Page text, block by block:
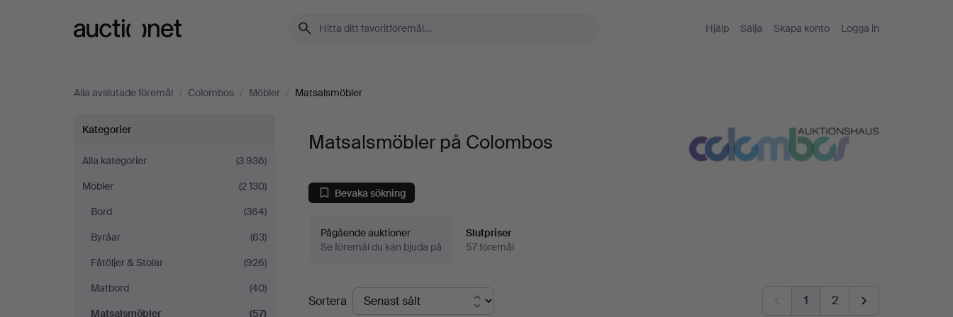
Hjälp Sälja Skapa konto Logga in
Alla avslutade föremål / Colombos / Möbler / Matsalsmöbler
Matsalsmöbler
på
Colombos
Kategorier
Alla kategorier
(3 936)
Möbler
(2 130)
Bord
(364)
Byråar
(63)
Fåtöljer & Stolar
(926)
Matbord
(40)
Matsalsmöbler
(57)
Matsalsmöbler på Colombos
Bevaka sökning
Pågående auktioner
Se föremål du kan bjuda på
Slutpriser
57 föremål
Slutpriser
Sortera 1 2